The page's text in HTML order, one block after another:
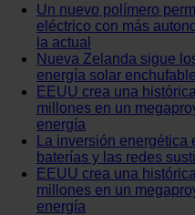
Un nuevo polímero
eléctrico con más
la actual
Nueva Zelanda sigue
energía solar enchufable
EEUU crea una
millones en un
energía
La inversión
baterías y las redes
EEUU crea una
millones en un
energía